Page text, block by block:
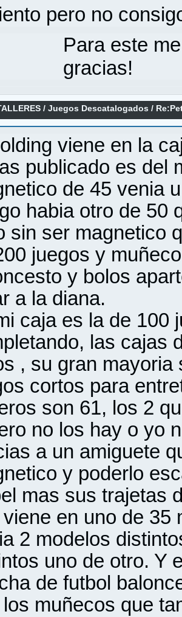
pero no
Para este
gracias!
/Juegos Descatalogados /
viene en la
publicado es del
de 45 venia
habia otro de 50
sin ser magnetico
juegos y
y bolos
a la diana.
caja es la de 100
las cajas
, su gran
cortos para
son 61, los 2
no los hay o yo
a un amiguete
y poderlo
mas sus trajetas
en uno de 35
2 modelos
uno de otro. Y
de futbol
muñecos que